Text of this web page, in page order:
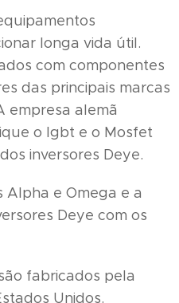
longa vida útil.
com componentes
das principais marcas
empresa alemã
o Igbt e o Mosfet
inversores Deye.
Alpha e Omega e a
Deye com os
fabricados pela
Unidos.